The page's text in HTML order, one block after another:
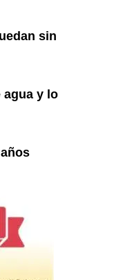
sin
agua y lo